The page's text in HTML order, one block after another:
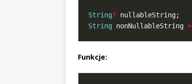
String?
String nonNullableString =
Funkcje: